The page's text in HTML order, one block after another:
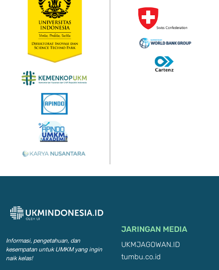
Informasi, pengetahuan, dan
kesempatan untuk UMKM yang ingin
naik kelas!
JARINGAN MEDIA
UKMJAGOWAN.ID
tumbu.co.id